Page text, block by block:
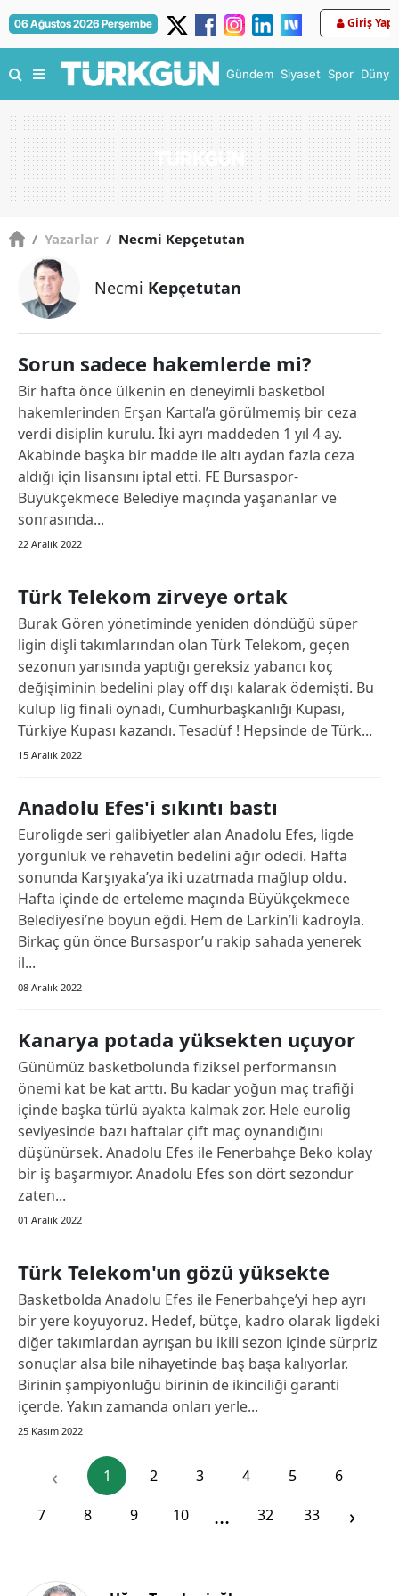
06 Ağustos 2026 Perşembe Giriş Yap
Gündem Siyaset Spor Dünya
/ Yazarlar / Necmi Kepçetutan
Necmi Kepçetutan
Sorun sadece hakemlerde mi?
Bir hafta önce ülkenin en deneyimli basketbol
hakemlerinden Erşan Kartal’a görülmemiş bir ceza
verdi disiplin kurulu. İki ayrı maddeden 1 yıl 4 ay.
Akabinde başka bir madde ile altı aydan fazla ceza
aldığı için lisansını iptal etti. FE Bursaspor-
Büyükçekmece Belediye maçında yaşananlar ve
sonrasında...
22 Aralık 2022
Türk Telekom zirveye ortak
Burak Gören yönetiminde yeniden döndüğü süper
ligin dişli takımlarından olan Türk Telekom, geçen
sezonun yarısında yaptığı gereksiz yabancı koç
değişiminin bedelini play off dışı kalarak ödemişti. Bu
kulüp lig finali oynadı, Cumhurbaşkanlığı Kupası,
Türkiye Kupası kazandı. Tesadüf ! Hepsinde de Türk...
15 Aralık 2022
Anadolu Efes'i sıkıntı bastı
Euroligde seri galibiyetler alan Anadolu Efes, ligde
yorgunluk ve rehavetin bedelini ağır ödedi. Hafta
sonunda Karşıyaka’ya iki uzatmada mağlup oldu.
Hafta içinde de erteleme maçında Büyükçekmece
Belediyesi’ne boyun eğdi. Hem de Larkin’li kadroyla.
Birkaç gün önce Bursaspor’u rakip sahada yenerek
il...
08 Aralık 2022
Kanarya potada yüksekten uçuyor
Günümüz basketbolunda fiziksel performansın
önemi kat be kat arttı. Bu kadar yoğun maç trafiği
içinde başka türlü ayakta kalmak zor. Hele eurolig
seviyesinde bazı haftalar çift maç oynandığını
düşünürsek. Anadolu Efes ile Fenerbahçe Beko kolay
bir iş başarmıyor. Anadolu Efes son dört sezondur
zaten...
01 Aralık 2022
Türk Telekom'un gözü yüksekte
Basketbolda Anadolu Efes ile Fenerbahçe’yi hep ayrı
bir yere koyuyoruz. Hedef, bütçe, kadro olarak ligdeki
diğer takımlardan ayrışan bu ikili sezon içinde sürpriz
sonuçlar alsa bile nihayetinde baş başa kalıyorlar.
Birinin şampiyonluğu birinin de ikinciliği garanti
içerde. Yakın zamanda onları yerle...
25 Kasım 2022
‹ 1 2 3 4 5
6
7
8 9 10 ... 32 33 ›